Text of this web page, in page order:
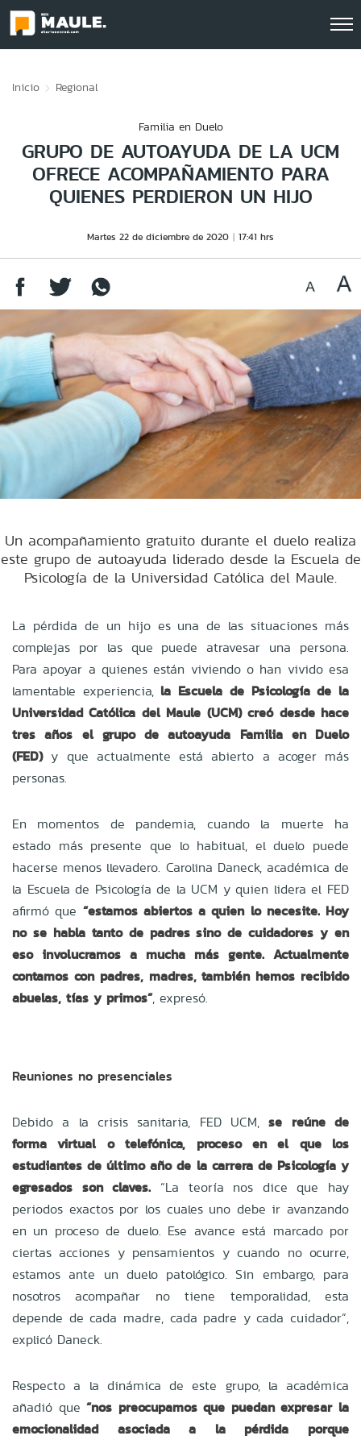
Inicio Regional
Familia en Duelo
GRUPO DE AUTOAYUDA DE LA UCM
OFRECE ACOMPAÑAMIENTO PARA
QUIENES PERDIERON UN HIJO
Martes 22 de diciembre de 2020 17:41 hrs
Un acompañamiento gratuito durante el duelo realiza
este grupo de autoayuda liderado desde la Escuela de
Psicología de la Universidad Católica del Maule.
La pérdida de un hijo es una de las situaciones más
complejas por las que puede atravesar una persona.
Para apoyar a quienes están viviendo o han vivido esa
lamentable experiencia, la Escuela de Psicología de la
Universidad Católica del Maule (UCM) creó desde hace
tres años el grupo de autoayuda Familia en Duelo
(FED) y que actualmente está abierto a acoger más
personas.
En momentos de pandemia, cuando la muerte ha
estado más presente que lo habitual, el duelo puede
hacerse menos llevadero. Carolina Daneck, académica de
la Escuela de Psicología de la UCM y quien lidera el FED
afirmó que “estamos abiertos a quien lo necesite. Hoy
no se habla tanto de padres sino de cuidadores y en
eso involucramos a mucha más gente. Actualmente
contamos con padres, madres, también hemos recibido
abuelas, tías y primos”, expresó.
Reuniones no presenciales
Debido a la crisis sanitaria, FED UCM,se reúne de
forma virtual o telefónica, proceso en el que los
estudiantes de último año de la carrera de Psicología y
egresados son claves. “La teoría nos dice que hay
periodos exactos por los cuales uno debe ir avanzando
en un proceso de duelo. Ese avance está marcado por
ciertas acciones y pensamientos y cuando no ocurre,
estamos ante un duelo patológico. Sin embargo, para
nosotros acompañar no tiene temporalidad, esta
depende de cada madre, cada padre y cada cuidador”,
explicó Daneck.
Respecto a la dinámica de este grupo, la académica
añadió que“nos preocupamos que puedan expresar la
emocionalidad asociada a la pérdida porque